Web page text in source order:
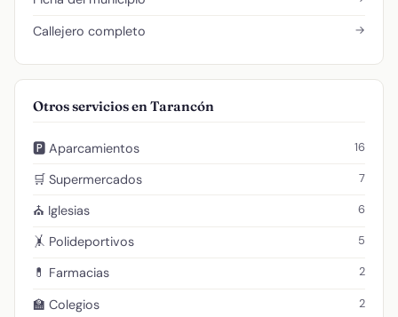
Callejero completo →
Otros servicios en Tarancón
🅿️ Aparcamientos 16
🛒 Supermercados 7
⛪ Iglesias 6
🤸 Polideportivos 5
💊 Farmacias 2
🏫 Colegios 2